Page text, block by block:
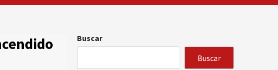
Buscar
Buscar